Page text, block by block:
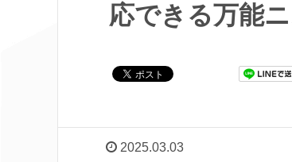
応できる万能
2025.03.03